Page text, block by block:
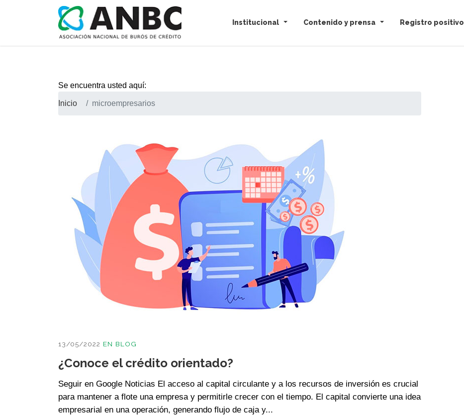
Institucional Contenido y prensa Registro positivo
Se encuentra usted aquí:
Inicio microempresarios
13/05/2022 EN BLOG
¿Conoce el crédito orientado?
Seguir en Google Noticias El acceso al capital circulante y a los recursos de inversión es crucial
para mantener a flote una empresa y permitirle crecer con el tiempo. El capital convierte una idea
empresarial en una operación, generando flujo de caja y...